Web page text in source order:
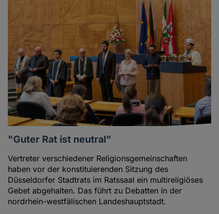
"Guter Rat ist neutral"
Vertreter verschiedener Religionsgemeinschaften
haben vor der konstituierenden Sitzung des
Düsseldorfer Stadtrats im Ratssaal ein multireligiöses
Gebet abgehalten. Das führt zu Debatten in der
nordrhein-westfälischen Landeshauptstadt.